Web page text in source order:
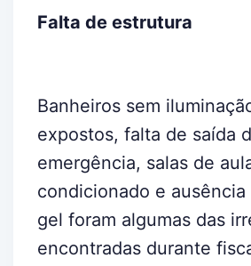
Falta de estrutura
Banheiros sem
expostos, falta de saída
emergência, salas de
condicionado e
gel foram algumas das
encontradas durante